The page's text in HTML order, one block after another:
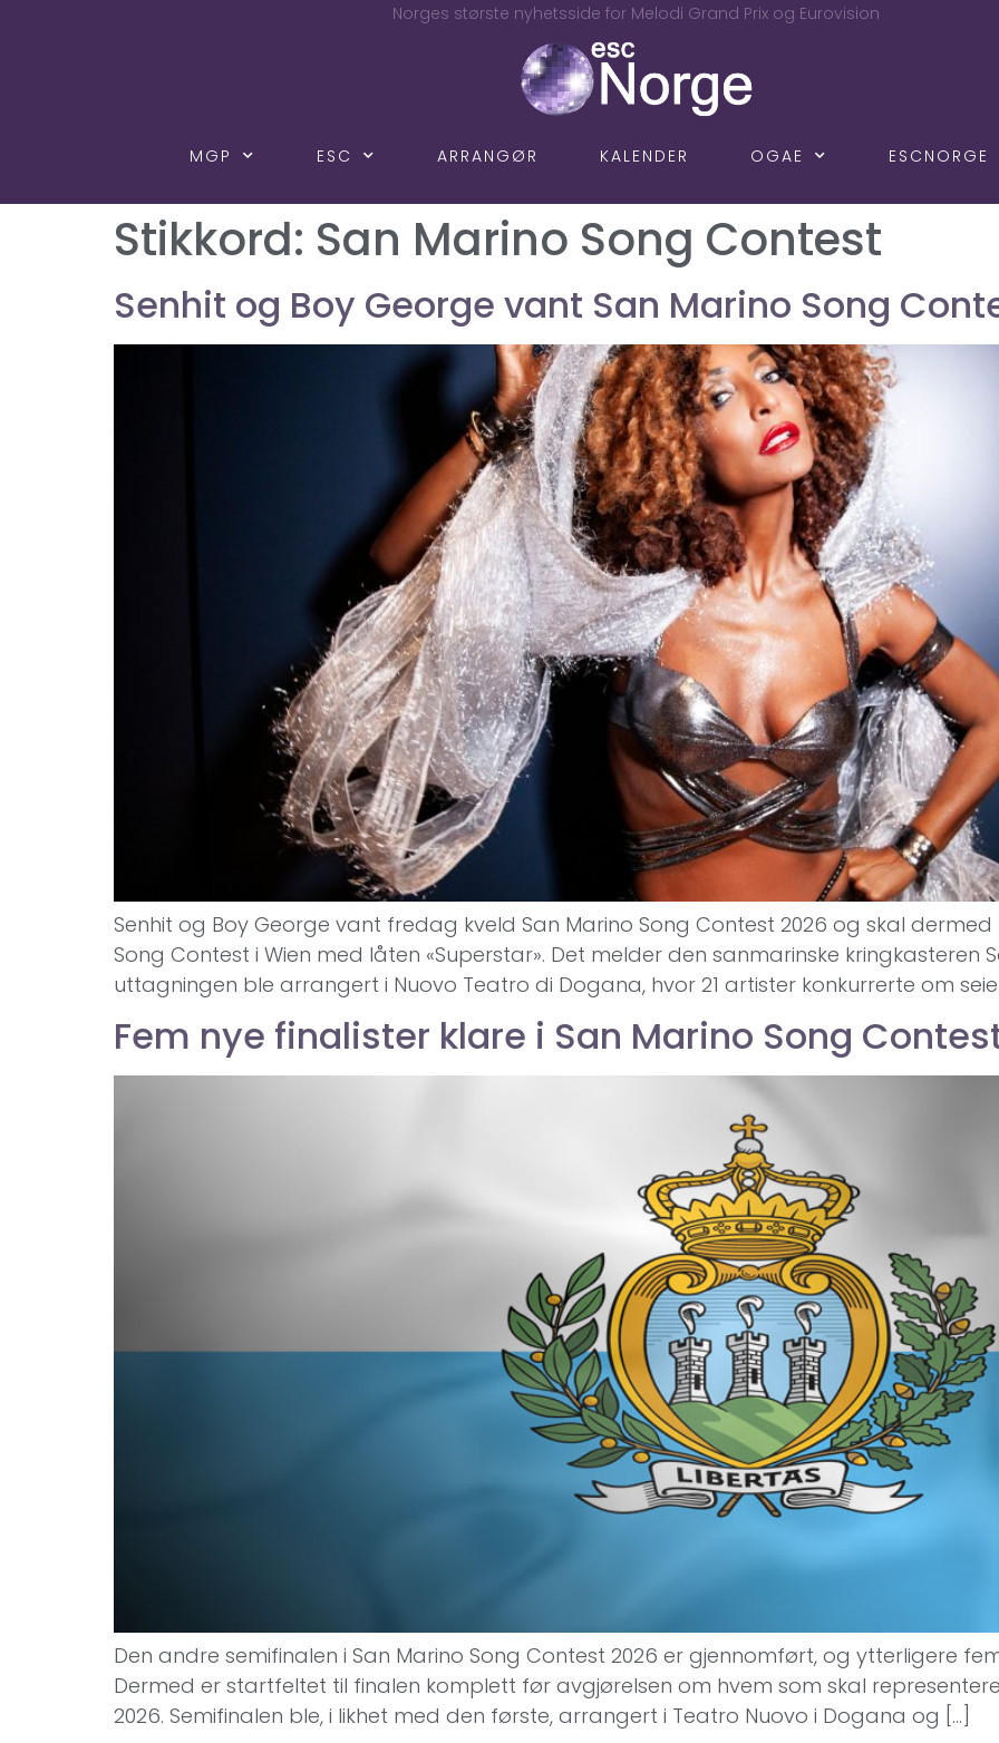
Norges største nyhetsside for Melodi Grand Prix og Eurovision
MGP ESC ARRANGØR KALENDER OGAE ESCNORGE
Stikkord: San Marino Song Contest
Senhit og Boy George vant San Marino Song
Senhit og Boy George vant fredag kveld San Marino Song Contest 2026 og skal dermed
Song Contest i Wien med låten «Superstar». Det melder den sanmarinske kringkasteren
uttagningen ble arrangert i Nuovo Teatro di Dogana, hvor 21 artister konkurrerte om
Fem nye finalister klare i San Marino Song
Den andre semifinalen i San Marino Song Contest 2026 er gjennomført, og ytterligere
Dermed er startfeltet til finalen komplett før avgjørelsen om hvem som skal
2026. Semifinalen ble, i likhet med den første, arrangert i Teatro Nuovo i Dogana og […]